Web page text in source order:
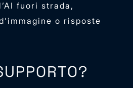
fuori strada,
o risposte